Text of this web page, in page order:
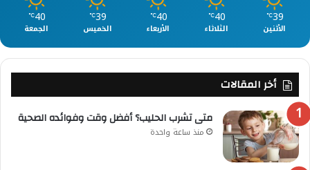
39
℃
الأثنين
40
℃
الثلاثاء
40
℃
الأربعاء
39
℃
الخميس
40
℃
الجمعة
أخر المقالات
متى تشرب الحليب؟ أفضل وقت وفوائده الصحية
منذ ساعة واحدة